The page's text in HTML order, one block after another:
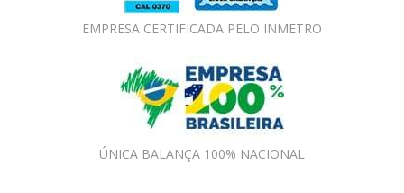
EMPRESA CERTIFICADA PELO INMETRO
ÚNICA BALANÇA 100% NACIONAL